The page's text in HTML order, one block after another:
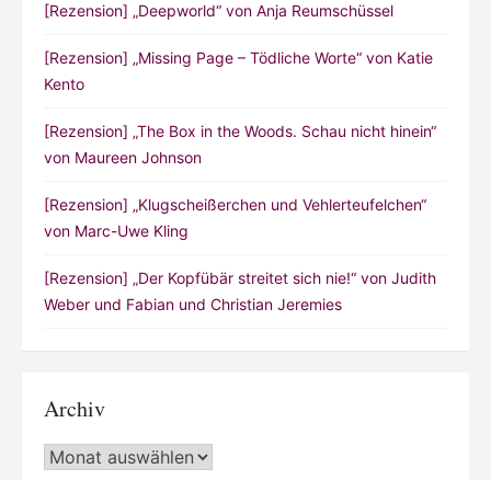
[Rezension] „Deepworld“ von Anja Reumschüssel
[Rezension] „Missing Page – Tödliche Worte“ von Katie
Kento
[Rezension] „The Box in the Woods. Schau nicht hinein“
von Maureen Johnson
[Rezension] „Klugscheißerchen und Vehlerteufelchen“
von Marc-Uwe Kling
[Rezension] „Der Kopfübär streitet sich nie!“ von Judith
Weber und Fabian und Christian Jeremies
Archiv
Archiv